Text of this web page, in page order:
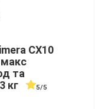
CX10
макс
та
кг
5/5